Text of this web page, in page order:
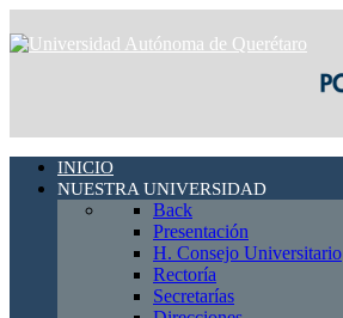
INICIO
NUESTRA UNIVERSIDAD
Back
Presentación
H. Consejo Universitario
Rectoría
Secretarías